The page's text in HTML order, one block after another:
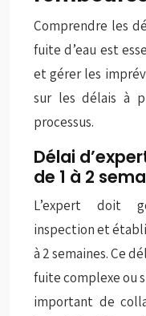
Comprendre les
fuite d’eau est
et gérer les
sur les délais à
processus.
Délai
de 1 à 2
L’expert doit
inspection et
à 2 semaines. Ce
fuite complexe ou
important de